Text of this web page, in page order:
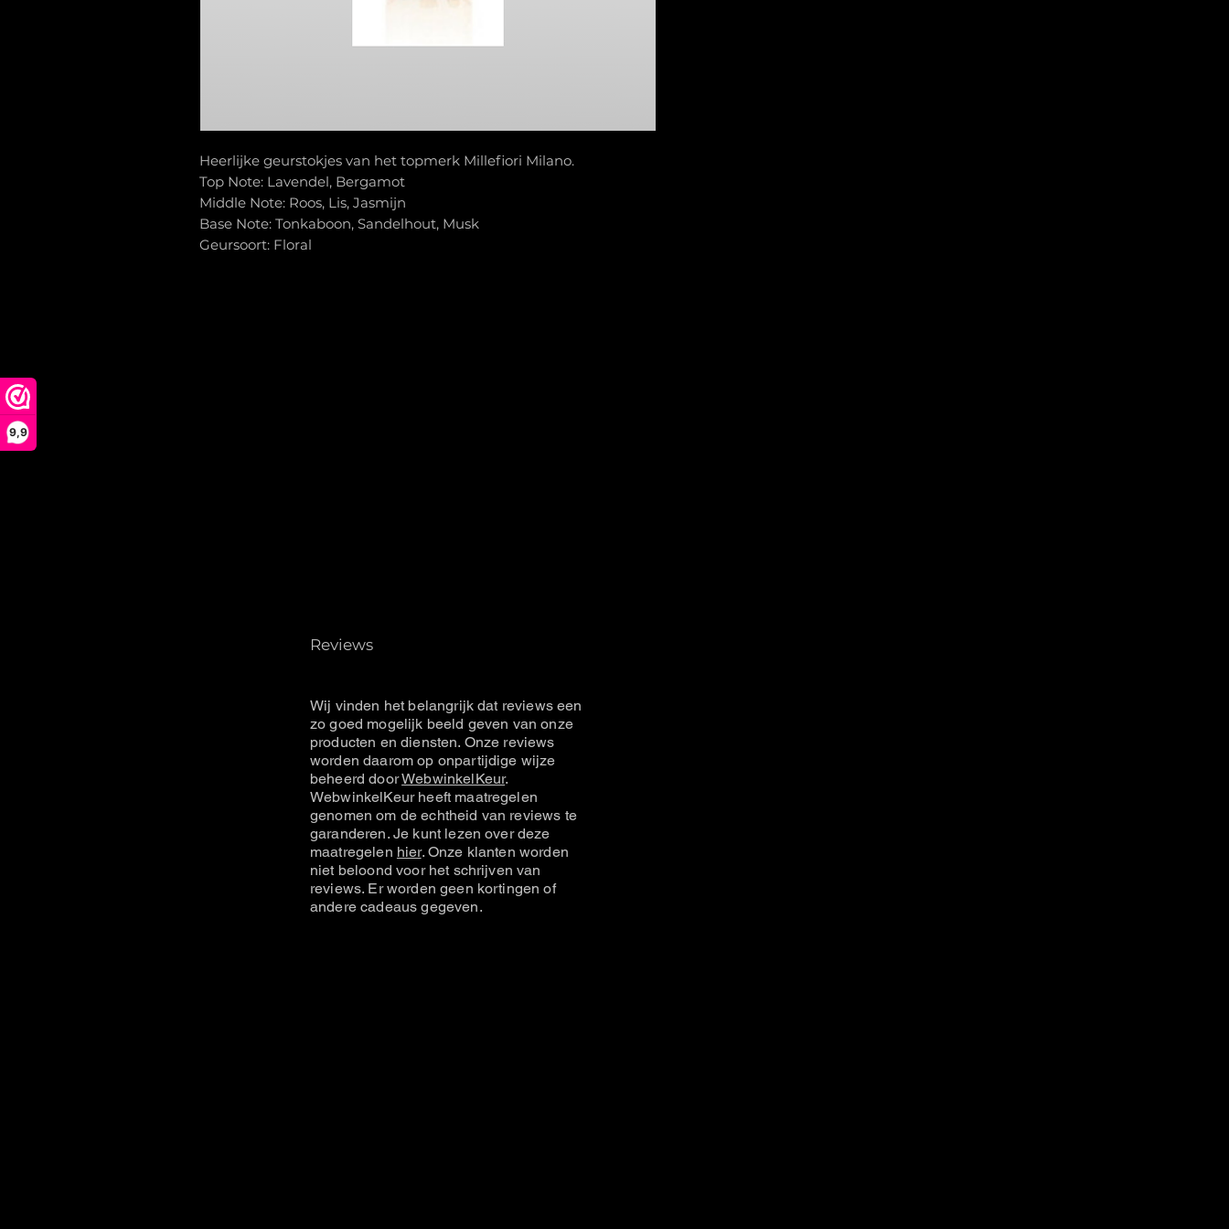
9,9
Heerlijke geurstokjes van het topmerk Millefiori Milano.
Top Note: Lavendel, Bergamot
Middle Note: Roos, Lis, Jasmijn
Base Note: Tonkaboon, Sandelhout, Musk
Geursoort: Floral
Reviews
Wij vinden het belangrijk dat reviews een
zo goed mogelijk beeld geven van onze
producten en diensten. Onze reviews
worden daarom op onpartijdige wijze
beheerd doorWebwinkelKeur.
WebwinkelKeur heeft maatregelen
genomen om de echtheid van reviews te
garanderen. Je kunt lezen over deze
maatregelen hier. Onze klanten worden
niet beloond voor het schrijven van
reviews. Er worden geen kortingen of
andere cadeaus gegeven.